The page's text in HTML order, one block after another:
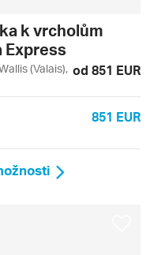
k vrcholům
Express
(Valais), od 851 EUR
851 EUR